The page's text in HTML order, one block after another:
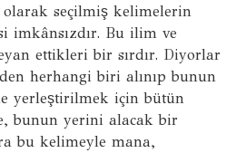
seçilmiş kelimelerin
imkânsızdır. Bu ilim ve
ettikleri bir sırdır. Diyorlar
herhangi biri alınıp bunun
yerleştirilmek için bütün
bunun yerini alacak bir
bu kelimeyle mana,